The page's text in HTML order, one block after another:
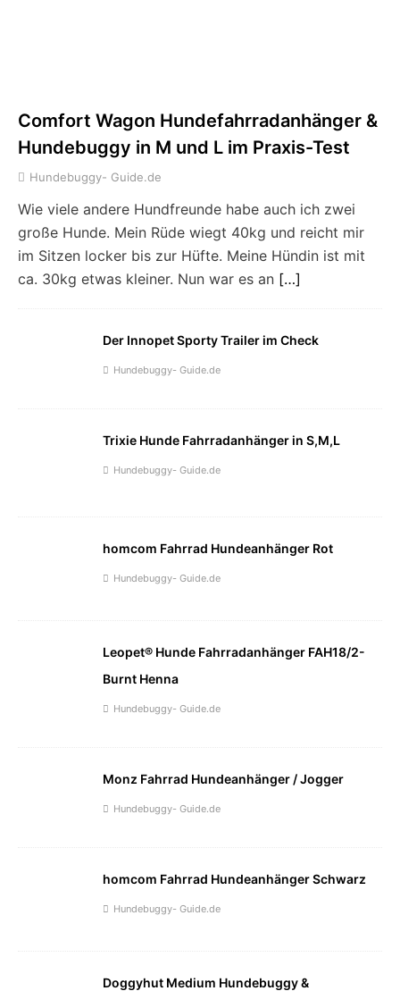
Comfort Wagon Hundefahrradanhänger &
Hundebuggy in M und L im Praxis-Test
Hundebuggy- Guide.de
Wie viele andere Hundfreunde habe auch ich zwei
große Hunde. Mein Rüde wiegt 40kg und reicht mir
im Sitzen locker bis zur Hüfte. Meine Hündin ist mit
ca. 30kg etwas kleiner. Nun war es an […]
Der Innopet Sporty Trailer im Check
Hundebuggy- Guide.de
Trixie Hunde Fahrradanhänger in S,M,L
Hundebuggy- Guide.de
homcom Fahrrad Hundeanhänger Rot
Hundebuggy- Guide.de
Leopet® Hunde Fahrradanhänger FAH18/2-
Burnt Henna
Hundebuggy- Guide.de
Monz Fahrrad Hundeanhänger / Jogger
Hundebuggy- Guide.de
homcom Fahrrad Hundeanhänger Schwarz
Hundebuggy- Guide.de
Doggyhut Medium Hundebuggy &